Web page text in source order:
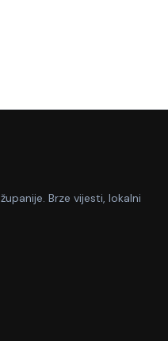
Brze vijesti, lokalni